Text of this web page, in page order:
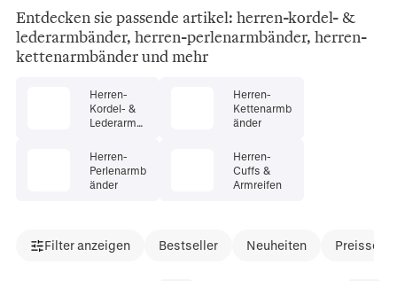
Entdecken sie passende artikel: herren-kordel- &
lederarmbänder, herren-perlenarmbänder, herren-
kettenarmbänder und mehr
Herren-
Kordel- &
Lederarmb
Herren-
Perlenarmb
änder
Herren-
Kettenarmb
änder
Herren-
Cuffs &
Armreifen
Filter anzeigen Bestseller Neuheiten